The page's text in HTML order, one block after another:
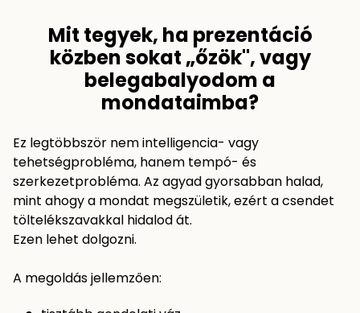
Mit tegyek, ha prezentáció
közben sokat „őzök", vagy
belegabalyodom a
mondataimba?
Ez legtöbbször nem intelligencia- vagy
tehetségprobléma, hanem tempó- és
szerkezetprobléma. Az agyad gyorsabban halad,
mint ahogy a mondat megszületik, ezért a csendet
töltelékszavakkal hidalod át.
Ezen lehet dolgozni.
A megoldás jellemzően: